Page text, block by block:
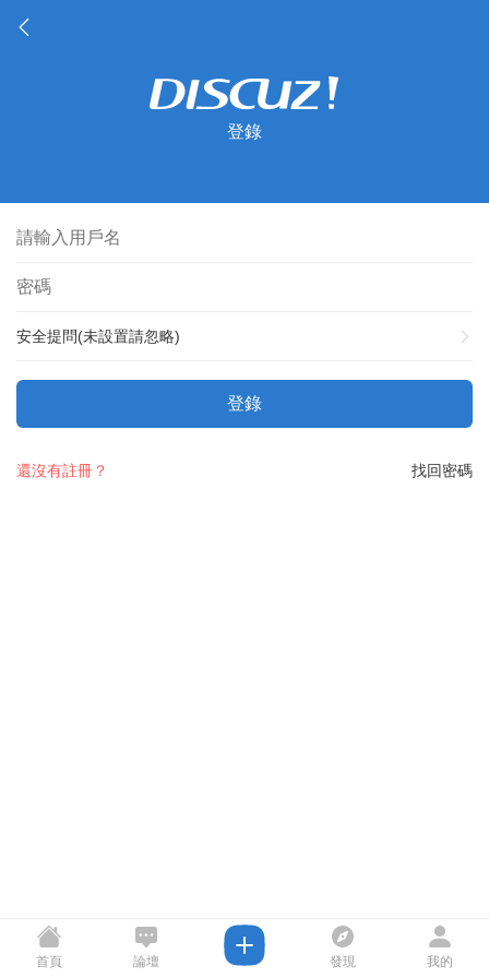
登錄
安全提問(未設置請忽略)
登錄
找回密碼
還沒有註冊？
首頁 論壇 發現 我的